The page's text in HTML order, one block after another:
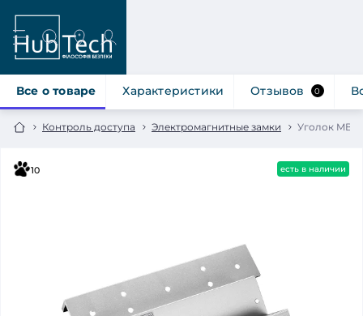
Контроль доступа Электромагнитные замки Уголок
Все о товаре Характеристики Отзывов 0
10 есть в наличии